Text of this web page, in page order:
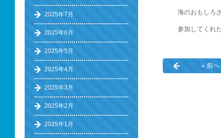
海のおもしろ
参加してくれ
« 前へ
2025年7月
2025年6月
2025年5月
2025年4月
2025年3月
2025年2月
2025年1月